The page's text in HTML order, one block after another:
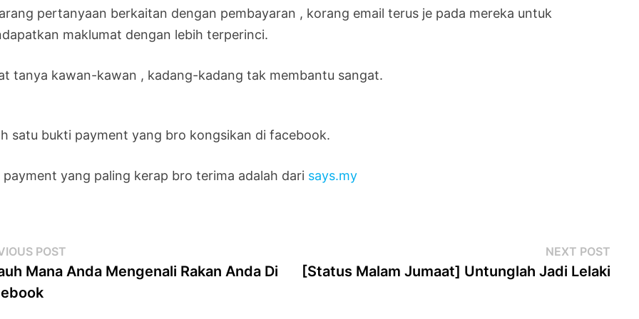
pertanyaan berkaitan dengan pembayaran , korang email terus je pada mereka untuk
maklumat dengan lebih terperinci.
tanya kawan-kawan , kadang-kadang tak membantu sangat.
satu bukti payment yang bro kongsikan di facebook.
payment yang paling kerap bro terima adalah dari says.my
POST
post:
Mana Anda Mengenali Rakan Anda Di
NEXT POSTNext
[Status Malam Jumaat] Untunglah Jadi Lelaki